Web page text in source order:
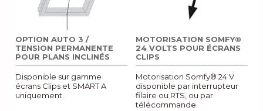
OPTION AUTO 3 /
TENSION PERMANENTE
POUR PLANS INCLINÉS
Disponible sur gamme
écrans Clips et SMART A
uniquement.
MOTORISATION SOMFY®
24 VOLTS POUR ÉCRANS
CLIPS
Motorisation Somfy® 24 V
disponible par interrupteur
filaire ou RTS, ou par
télécommande.